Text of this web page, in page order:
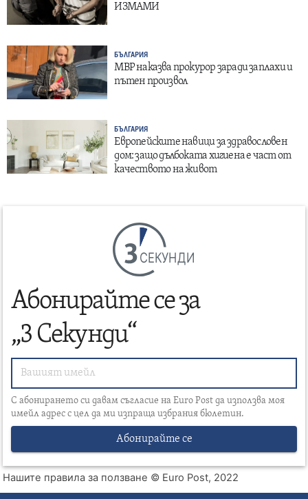
ИЗМАМИ
БЪЛГАРИЯ
МВР наказва прокурор заради заплахи и
пътен произвол
БЪЛГАРИЯ
Европейските навици за здравословен
дом: защо дълбоката хигиена е част от
качеството на живот
СЕКУНДИ
Абонирайте се за
„3 Секунди“
С абонирането си давам съгласие на Euro Post да използва моя
имейл адрес с цел да ми изпраща избрания бюлетин.
Абонирайте се
Нашите правила за ползване © Euro Post, 2022